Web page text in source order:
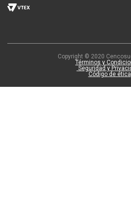
Copyright © 2020
Términos y
Seguridad y
Código de ética